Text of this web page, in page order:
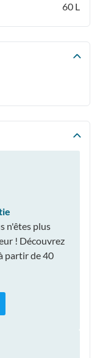
60 L
n'êtes plus
! Découvrez
partir de 40